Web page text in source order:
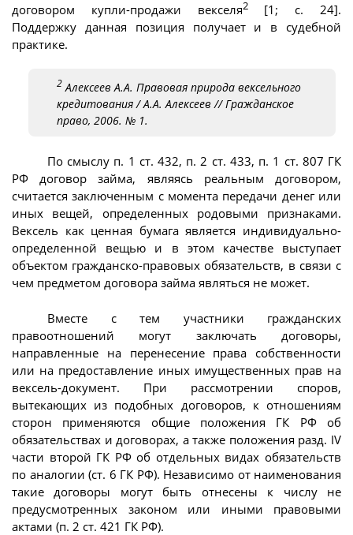
договором купли-продажи векселя2[1; с. 24].
Поддержку данная позиция получает и в судебной
практике.
2Алексеев А.А. Правовая природа вексельного
кредитования / А.А. Алексеев // Гражданское
право, 2006. № 1.
По смыслу п. 1 ст. 432, п. 2 ст. 433, п. 1 ст. 807 ГК
РФ договор займа, являясь реальным договором,
считается заключенным с момента передачи денег или
иных вещей, определенных родовыми признаками.
Вексель как ценная бумага является индивидуально-
определенной вещью и в этом качестве выступает
объектом гражданско-правовых обязательств, в связи с
чем предметом договора займа являться не может.
Вместе с тем участники гражданских
правоотношений могут заключать договоры,
направленные на перенесение права собственности
или на предоставление иных имущественных прав на
вексель-документ. При рассмотрении споров,
вытекающих из подобных договоров, к отношениям
сторон применяются общие положения ГК РФ об
обязательствах и договорах, а также положения разд. IV
части второй ГК РФ об отдельных видах обязательств
по аналогии (ст. 6 ГК РФ). Независимо от наименования
такие договоры могут быть отнесены к числу не
предусмотренных законом или иными правовыми
актами (п. 2 ст. 421 ГК РФ).